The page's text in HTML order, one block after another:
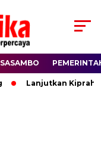
SASAMBO
Lanjutkan Kiprah